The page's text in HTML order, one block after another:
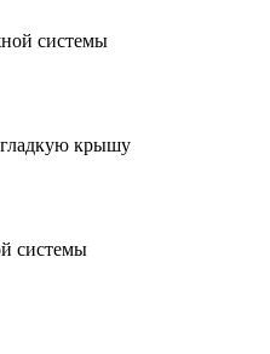
системы
гладкую крышу
системы